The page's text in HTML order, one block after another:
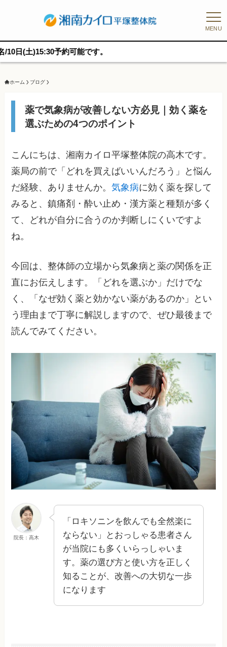
MENU
予約可能です。
ホーム ブログ
薬で気象病が改善しない方必見｜効く薬を
選ぶための4つのポイント
こんにちは、湘南カイロ平塚整体院の高木です。
薬局の前で「どれを買えばいいんだろう」と悩ん
だ経験、ありませんか。気象病に効く薬を探して
みると、鎮痛剤・酔い止め・漢方薬と種類が多く
て、どれが自分に合うのか判断しにくいですよ
ね。
今回は、整体師の立場から気象病と薬の関係を正
直にお伝えします。「どれを選ぶか」だけでな
く、「なぜ効く薬と効かない薬があるのか」とい
う理由まで丁寧に解説しますので、ぜひ最後まで
読んでみてください。
院長：高木
「ロキソニンを飲んでも全然楽に
ならない」とおっしゃる患者さん
が当院にも多くいらっしゃいま
す。薬の選び方と使い方を正しく
知ることが、改善への大切な一歩
になります